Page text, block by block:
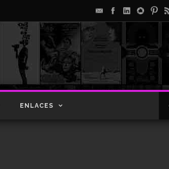
ENLACES